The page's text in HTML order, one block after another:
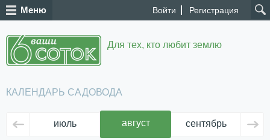
Войти Регистрация
Меню
Для тех, кто любит землю
КАЛЕНДАРЬ САДОВОДА
июль август сентябрь